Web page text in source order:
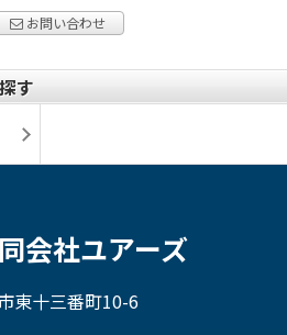
お問い合わせ
す
会社ユアーズ
東十三番町10-6